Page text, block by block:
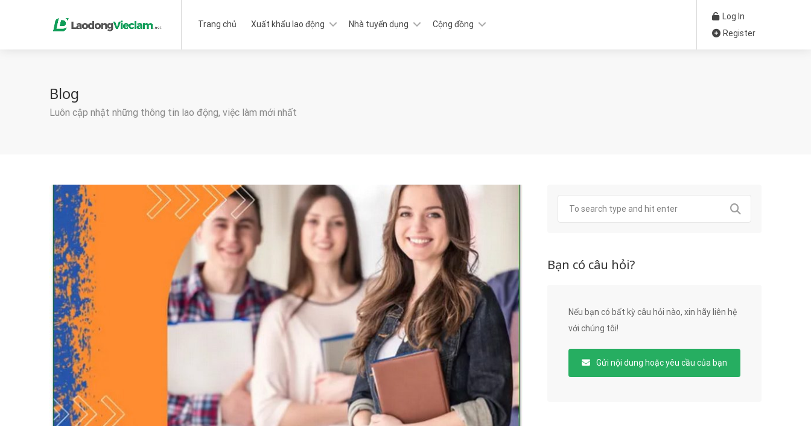
Trang chủ Xuất khẩu lao động Nhà tuyển dụng Cộng đồng
Log In
Register
Blog
Luôn cập nhật những thông tin lao động, việc làm mới nhất
Bạn có câu hỏi?
Nếu bạn có bất kỳ câu hỏi nào, xin hãy liên hệ
với chúng tôi!
Gửi nội dung hoặc yêu cầu của bạn